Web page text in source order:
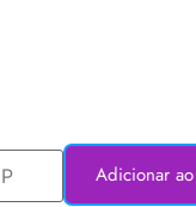
Adicionar